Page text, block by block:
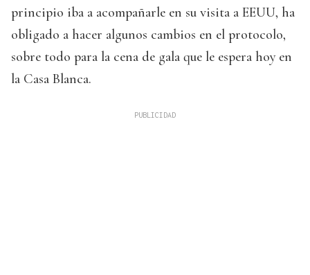
principio iba a acompañarle en su visita a EEUU, ha
obligado a hacer algunos cambios en el protocolo,
sobre todo para la cena de gala que le espera hoy en
la Casa Blanca.